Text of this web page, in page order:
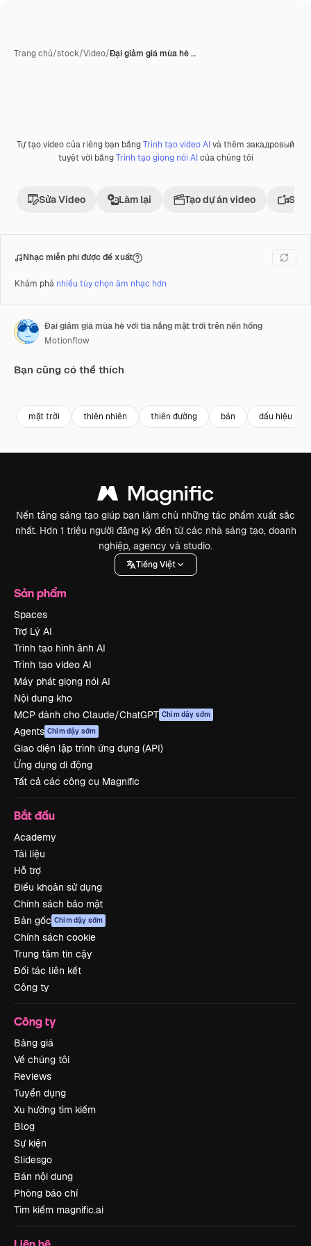
Trang chủ/stock/Video/Đại giảm giá mùa hè …
Phần thưởng
Tự tạo video của riêng bạn bằngTrình tạo video AIvà thêm закадровый
tuyệt vời bằngTrình tạo giọng nói AIcủa chúng tôi
Sửa Video Làm lại Tạo dự án video Sử
Nhạc miễn phí được đề xuất
Khám phá nhiều tùy chọn âm nhạc hơn
Đại giảm giá mùa hè với tia nắng mặt trời trên nền hồng
Motionflow
Bạn cũng có thể thích
mặt trời thiên nhiên thiên đường bán dấu hiệu
Nền tảng sáng tạo giúp bạn làm chủ những tác phẩm xuất sắc
nhất. Hơn 1 triệu người đăng ký đến từ các nhà sáng tạo, doanh
nghiệp, agency và studio.
Tiếng Việt
Sản phẩm
Spaces
Trợ Lý AI
Trình tạo hình ảnh AI
Trình tạo video AI
Máy phát giọng nói AI
Nội dung kho
MCP dành cho Claude/ChatGPT Chim dậy sớm
Agents Chim dậy sớm
Giao diện lập trình ứng dụng (API)
Ứng dụng di động
Tất cả các công cụ Magnific
Bắt đầu
Academy
Tài liệu
Hỗ trợ
Điều khoản sử dụng
Chính sách bảo mật
Bản gốc Chim dậy sớm
Chính sách cookie
Trung tâm tin cậy
Đối tác liên kết
Công ty
Công ty
Bảng giá
Về chúng tôi
Reviews
Tuyển dụng
Xu hướng tìm kiếm
Blog
Sự kiện
Slidesgo
Bán nội dung
Phòng báo chí
Tìm kiếm magnific.ai